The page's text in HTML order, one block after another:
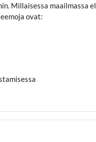
Millaisessa maailmassa
ovat: